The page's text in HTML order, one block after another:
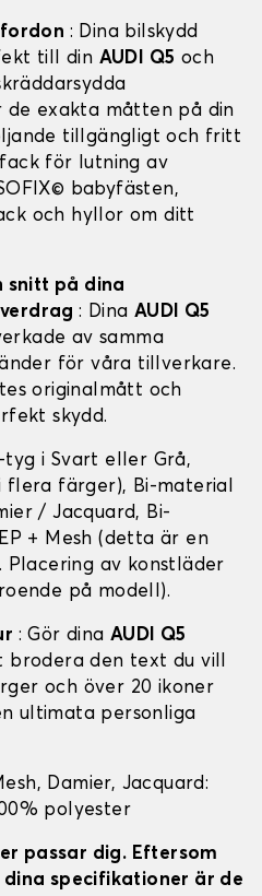
: Dina bilskydd
till din AUDI Q5 och
de exakta måtten på din
tillgängligt och fritt
för lutning av
babyfästen,
och hyllor om ditt
snitt på dina
: DinaAUDI Q5
av samma
för våra tillverkare.
originalmått och
skydd.
tyg i Svart eller Grå,
flera färger), Bi-material
/ Jacquard, Bi-
+ Mesh (detta är en
Placering av konstläder
på modell).
: Gör dinaAUDI Q5
brodera den text du vill
och över 20 ikoner
ultimata personliga
Damier, Jacquard:
polyester
passar dig. Eftersom
specifikationer är de